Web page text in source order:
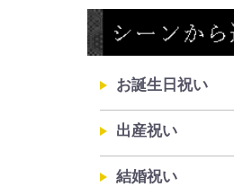
お誕生日祝い
出産祝い
結婚祝い